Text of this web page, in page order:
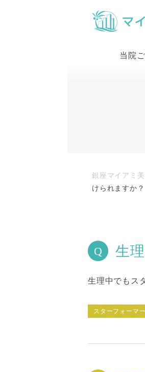
当院
銀座マイアミ
けられますか？
生
生理中でもス
スターフォーマ